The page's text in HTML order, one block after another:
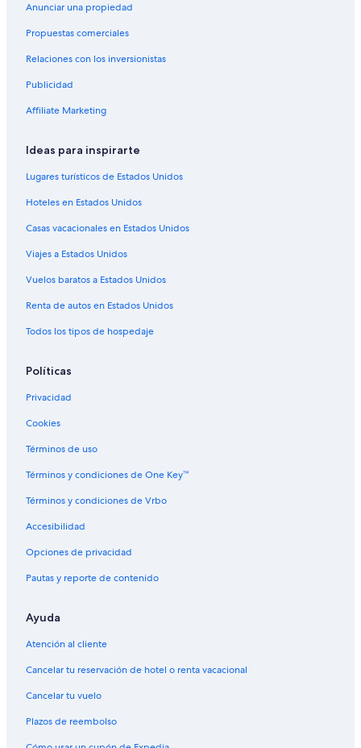
Anunciar una propiedad
Propuestas comerciales
Relaciones con los inversionistas
Publicidad
Affiliate Marketing
Ideas para inspirarte
Lugares turísticos de Estados Unidos
Hoteles en Estados Unidos
Casas vacacionales en Estados Unidos
Viajes a Estados Unidos
Vuelos baratos a Estados Unidos
Renta de autos en Estados Unidos
Todos los tipos de hospedaje
Políticas
Privacidad
Cookies
Términos de uso
Términos y condiciones de One Key™
Términos y condiciones de Vrbo
Accesibilidad
Opciones de privacidad
Pautas y reporte de contenido
Ayuda
Atención al cliente
Cancelar tu reservación de hotel o renta vacacional
Cancelar tu vuelo
Plazos de reembolso